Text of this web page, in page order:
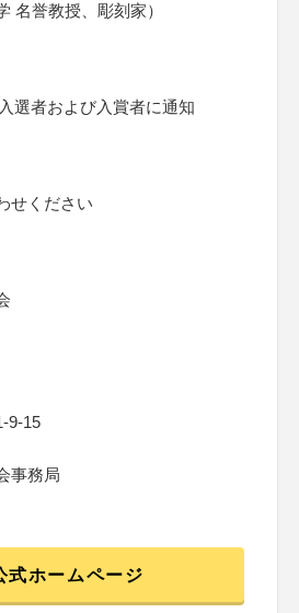
名誉教授、彫刻家）
選者および入賞者に通知
せください
9-15
事務局
式ホームページ